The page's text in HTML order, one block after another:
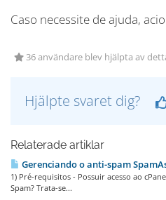
Caso necessite de ajuda,
36 användare blev hjälpta av
Hjälpte svaret dig?
Relaterade artiklar
Gerenciando o anti-spam
1) Pré-requisitos - Possuir acesso ao
Spam? Trata-se...